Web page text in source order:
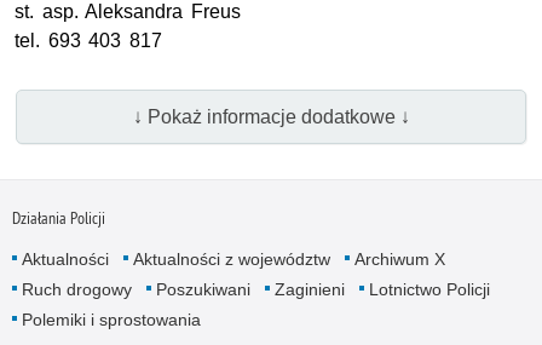
st. asp. Aleksandra Freus
tel. 693 403 817
↓ Pokaż informacje dodatkowe ↓
Działania Policji
Aktualności Aktualności z województw
Archiwum X
Ruch drogowy
Poszukiwani Zaginieni
Lotnictwo Policji
Polemiki i sprostowania